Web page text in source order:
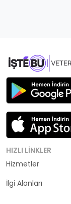
HIZLI LINKLER
Hizmetler
İlgi Alanları